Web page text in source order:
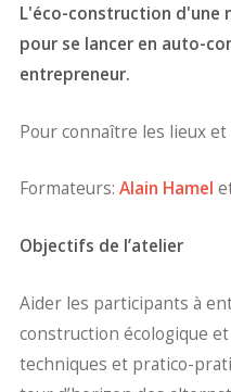
L'éco-construction d'une
pour se lancer en auto-
entrepreneur.
Pour connaître les lieux
Formateurs: Alain Hamel
Objectifs de l’atelier
Aider les participants à
construction écologique
techniques et pratico-